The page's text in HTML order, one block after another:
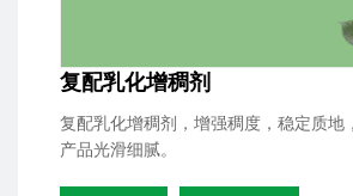
复配乳化增稠剂
复配乳化增稠剂，增强稠度，稳定质地
产品光滑细腻。